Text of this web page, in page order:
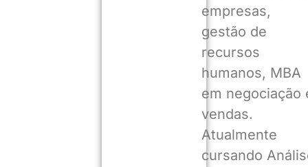
empresas,
gestão de
recursos
humanos, MBA
em negociação
vendas.
Atualmente
cursando